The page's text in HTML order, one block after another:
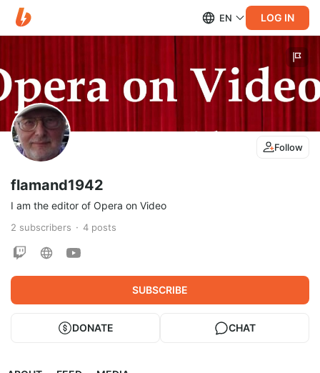
EN LOG IN
Follow
flamand1942
I am the editor of Opera on Video
2 subscribers 4 posts
SUBSCRIBE
DONATE CHAT